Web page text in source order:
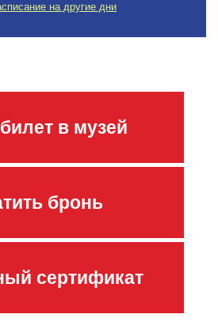
на другие дни
в музей
бронь
сертификат